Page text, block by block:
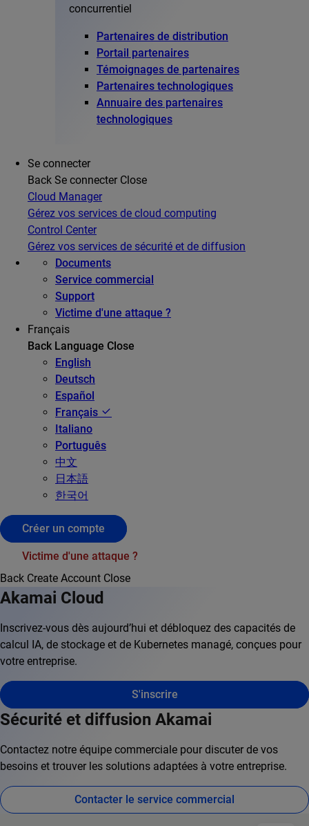
concurrentiel
Partenaires de distribution
Portail partenaires
Témoignages de partenaires
Partenaires technologiques
Annuaire des partenaires
technologiques
Se connecter
Back Se connecter Close
Cloud Manager
Gérez vos services de cloud computing
Control Center
Gérez vos services de sécurité et de diffusion
Documents
Service commercial
Support
Victime d'une attaque ?
Français
Back Language Close
English
Deutsch
Español
Français
Italiano
Português
中文
日本語
한국어
Créer un compte
Victime d'une attaque ?
Back Create Account Close
Akamai Cloud
Inscrivez-vous dès aujourd’hui et débloquez des capacités de
calcul IA, de stockage et de Kubernetes managé, conçues pour
votre entreprise.
S'inscrire
Sécurité et diffusion Akamai
Contactez notre équipe commerciale pour discuter de vos
besoins et trouver les solutions adaptées à votre entreprise.
Contacter le service commercial